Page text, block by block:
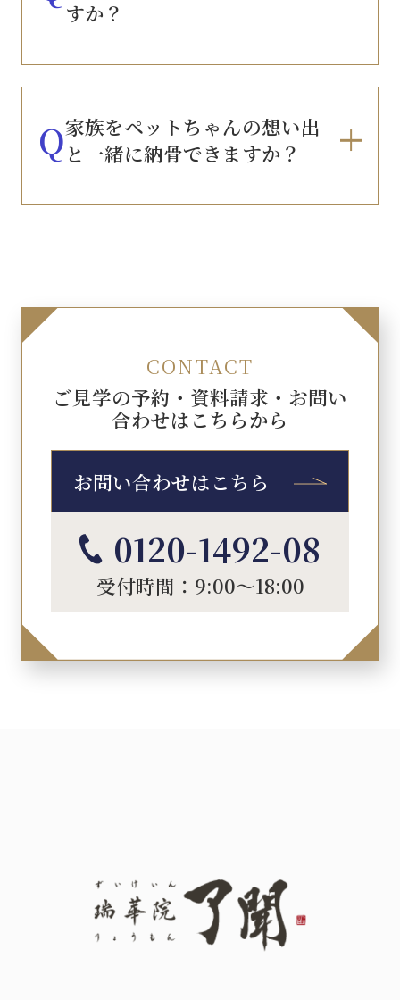
すか？
Q家族をペットちゃんの想い出
と一緒に納骨できますか？
CONTACT
ご見学の予約・資料請求・お問い
合わせはこちらから
お問い合わせはこちら
0120-1492-08
受付時間：9:00～18:00